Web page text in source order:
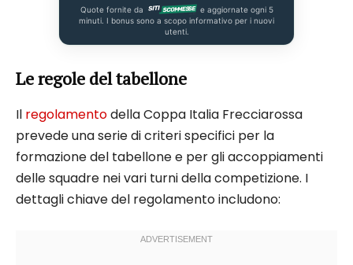
Quote fornite da
e aggiornate ogni 5
minuti. I bonus sono a scopo informativo per i nuovi
utenti.
Le regole del tabellone
Il regolamentodella Coppa Italia Frecciarossa
prevede una serie di criteri specifici per la
formazione del tabellone e per gli accoppiamenti
delle squadre nei vari turni della competizione. I
dettagli chiave del regolamento includono: